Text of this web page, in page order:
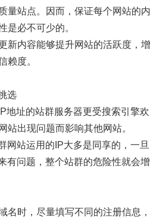
量站点。因而，保证每个网站的内
是必不可少的。
新内容能够提升网站的活跃度，增
赖度。
选
地址的站群服务器更受搜索引擎欢
站出现问题而影响其他网站。
网站运用的IP大多是同享的，一旦
有问题，整个站群的危险性就会增
名时，尽量填写不同的注册信息，